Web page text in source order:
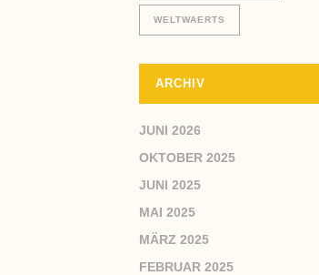
WELTWAERTS
ARCHIV
JUNI 2026
OKTOBER 2025
JUNI 2025
MAI 2025
MÄRZ 2025
FEBRUAR 2025